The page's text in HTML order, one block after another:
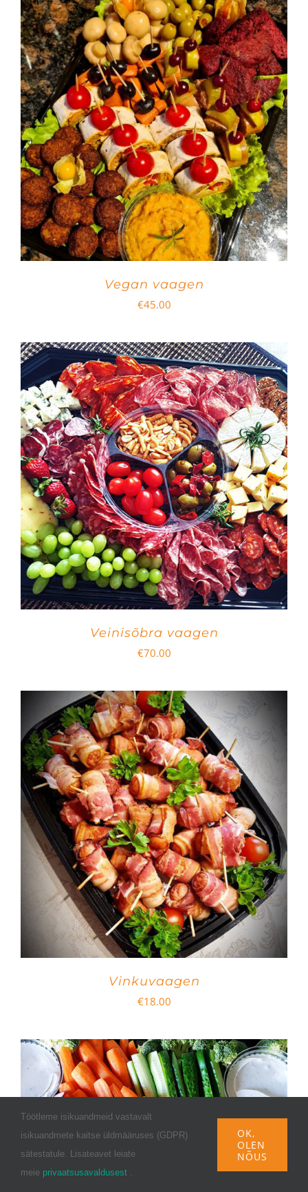
Vegan vaagen
€45.00
Veinisõbra vaagen
€70.00
Vinkuvaagen
€18.00
Töötleme isikuandmeid vastavalt
isikuandmete kaitse üldmääruses (GDPR)
sätestatule. Lisateavet leiate
meie privaatsusavaldusest .
OK,
OLEN
NÕUS